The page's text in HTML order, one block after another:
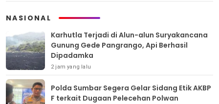
NASIONAL
Karhutla Terjadi di Alun-alun Suryakancana
Gunung Gede Pangrango, Api Berhasil
Dipadamka
2 jam yang lalu
Polda Sumbar Segera Gelar Sidang Etik AKBP
F terkait Dugaan Pelecehan Polwan